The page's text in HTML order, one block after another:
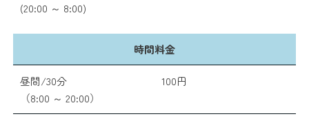
(20:00 ～ 8:00)
時間料金
昼間/30分
（8:00 ～ 20:00）
100円